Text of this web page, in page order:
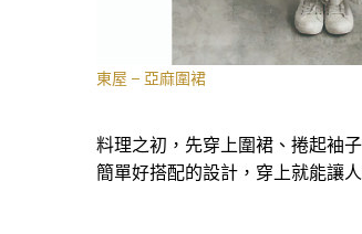
東屋 – 亞麻圍裙
料理之初，先穿上圍裙、捲起袖
簡單好搭配的設計，穿上就能讓